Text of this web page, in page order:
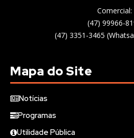
Comercial:
(47) 99966-
(47) 3351-3465
Mapa do Site
Notícias
Programas
Utilidade Pública